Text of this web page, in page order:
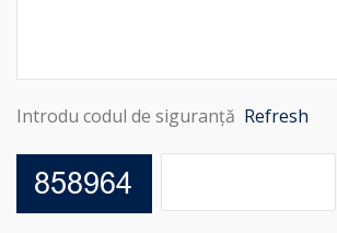
Introdu codul de siguranță Refresh